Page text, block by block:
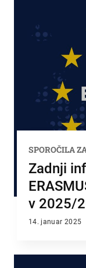
SPOROČILA
Zadnji
v 2025/
14. januar 2025